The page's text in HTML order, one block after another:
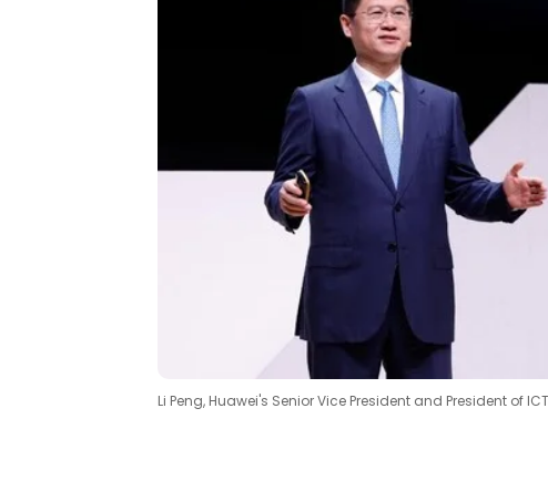
Li Peng, Huawei's Senior Vice President and President of